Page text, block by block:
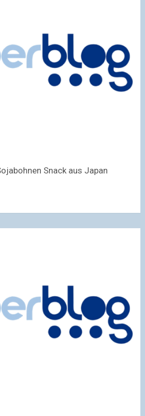
Snack aus Japan